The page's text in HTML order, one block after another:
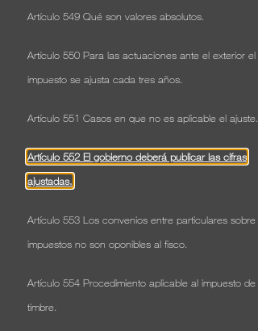
Artículo 549 Qué son valores absolutos.
Artículo 550 Para las actuaciones ante el exterior el
impuesto se ajusta cada tres años.
Artículo 551 Casos en que no es aplicable el ajuste.
Artículo 552 El gobierno deberá publicar las cifras
ajustadas.
Artículo 553 Los convenios entre particulares sobre
impuestos no son oponibles al fisco.
Artículo 554 Procedimiento aplicable al impuesto de
timbre.